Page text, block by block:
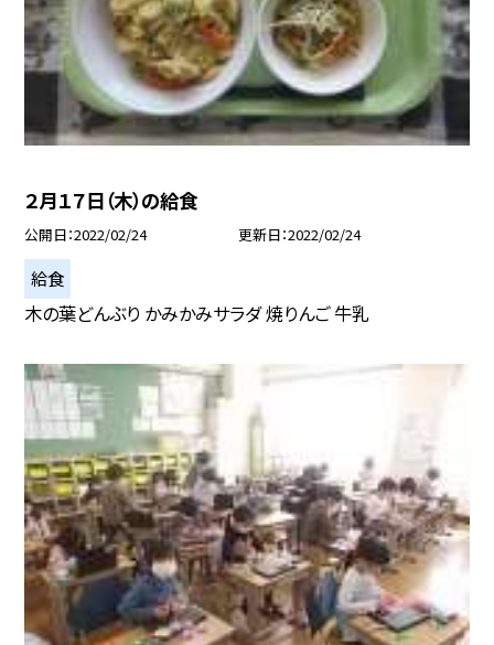
２月１７日（木）の給食
公開日 2022/02/24 更新日 2022/02/24
給食
木の葉どんぶり かみかみサラダ 焼りんご 牛乳